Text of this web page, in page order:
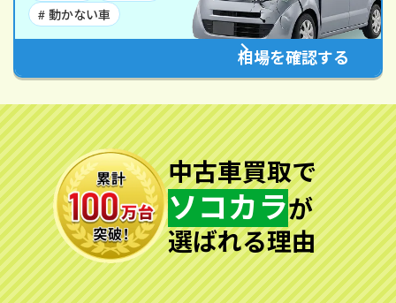
# 動かない車
相場を確認する
中古車買取で
ソコカラが
選ばれる理由